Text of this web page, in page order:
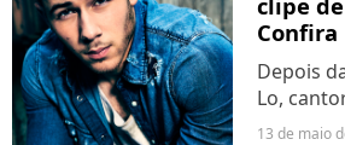
Confira
Depois
Lo,
com
13 de maio